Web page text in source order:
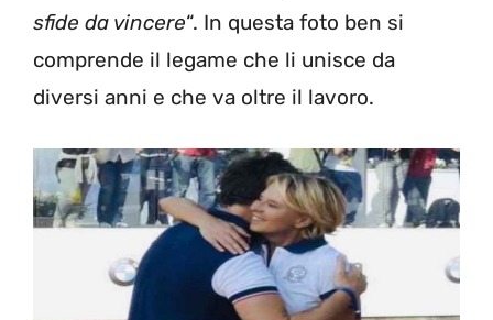
sfide da vincere“. In questa foto ben si
comprende il legame che li unisce da
diversi anni e che va oltre il lavoro.